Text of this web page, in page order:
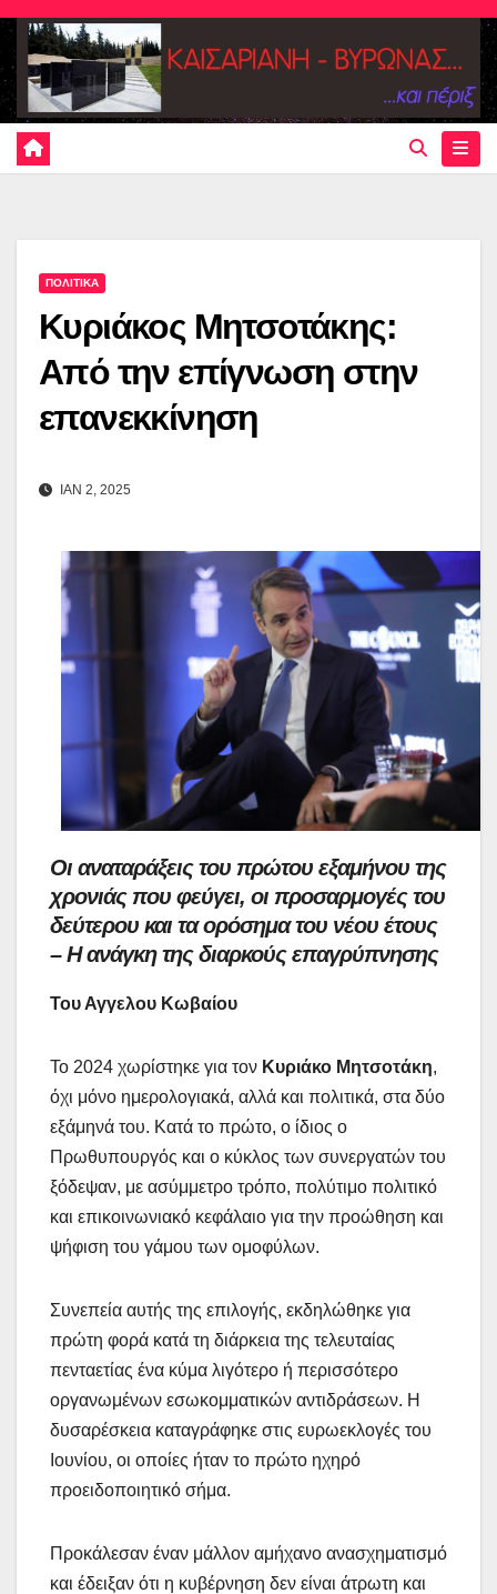
Skip
content
ΠΟΛΙΤΙΚΑ
Κυριάκος Μητσοτάκης:
Από την επίγνωση στην
επανεκκίνηση
ΙΑΝ 2, 2025
Οι αναταράξεις του πρώτου εξαμήνου της
χρονιάς που φεύγει, οι προσαρμογές του
δεύτερου και τα ορόσημα του νέου έτους
– H ανάγκη της διαρκούς επαγρύπνησης
Του Αγγελου Κωβαίου
Το 2024 χωρίστηκε για τον Κυριάκο Μητσοτάκη,
όχι μόνο ημερολογιακά, αλλά και πολιτικά, στα δύο
εξάμηνά του. Κατά το πρώτο, ο ίδιος ο
Πρωθυπουργός και ο κύκλος των συνεργατών του
ξόδεψαν, με ασύμμετρο τρόπο, πολύτιμο πολιτικό
και επικοινωνιακό κεφάλαιο για την προώθηση και
ψήφιση του γάμου των ομοφύλων.
Συνεπεία αυτής της επιλογής, εκδηλώθηκε για
πρώτη φορά κατά τη διάρκεια της τελευταίας
πενταετίας ένα κύμα λιγότερο ή περισσότερο
οργανωμένων εσωκομματικών αντιδράσεων. Η
δυσαρέσκεια καταγράφηκε στις ευρωεκλογές του
Ιουνίου, οι οποίες ήταν το πρώτο ηχηρό
προειδοποιητικό σήμα.
Προκάλεσαν έναν μάλλον αμήχανο ανασχηματισμό
και έδειξαν ότι η κυβέρνηση δεν είναι άτρωτη και